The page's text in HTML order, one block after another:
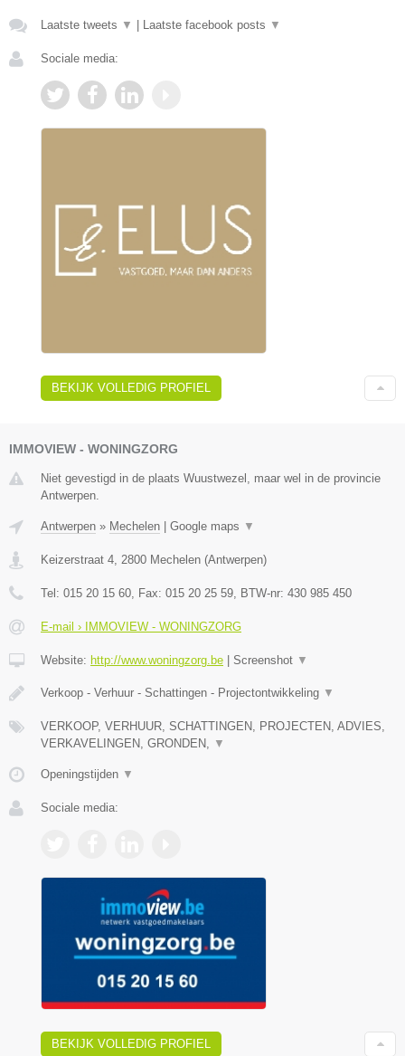
Laatste tweets ▼ Laatste facebook posts ▼
Sociale media:
BEKIJK VOLLEDIG PROFIEL
IMMOVIEW - WONINGZORG
Niet gevestigd in de plaats Wuustwezel, maar wel in de provincie
Antwerpen.
Antwerpen » Mechelen Google maps ▼
Keizerstraat 4, 2800 Mechelen (Antwerpen)
Tel: 015 20 15 60, Fax: 015 20 25 59, BTW-nr: 430 985 450
E-mail › IMMOVIEW - WONINGZORG
Website: http://www.woningzorg.be Screenshot ▼
Verkoop - Verhuur - Schattingen - Projectontwikkeling ▼
VERKOOP, VERHUUR, SCHATTINGEN, PROJECTEN, ADVIES,
VERKAVELINGEN, GRONDEN, ▼
Openingstijden ▼
Sociale media:
BEKIJK VOLLEDIG PROFIEL